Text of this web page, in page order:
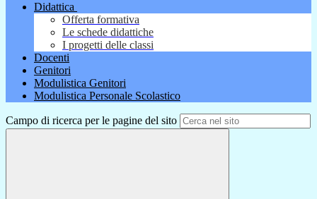
Didattica
Offerta formativa
Le schede didattiche
I progetti delle classi
Docenti
Genitori
Modulistica Genitori
Modulistica Personale Scolastico
Campo di ricerca per le pagine del sito